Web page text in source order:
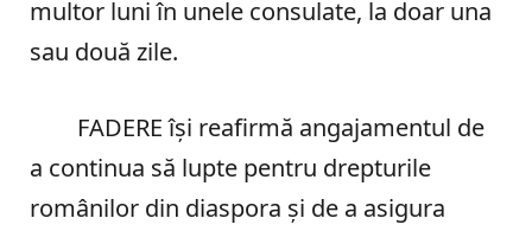
multor luni în unele consulate, la doar una
sau două zile.
FADERE își reafirmă angajamentul de
a continua să lupte pentru drepturile
românilor din diaspora și de a asigura